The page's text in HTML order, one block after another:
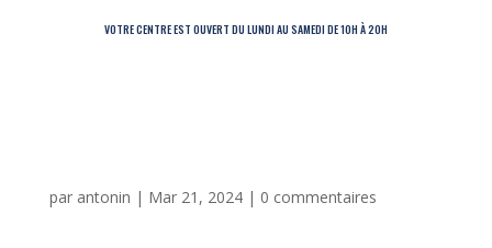
VOTRE CENTRE EST OUVERT DU LUNDI AU SAMEDI DE 10H À 20H
par antonin | Mar 21, 2024| 0 commentaires